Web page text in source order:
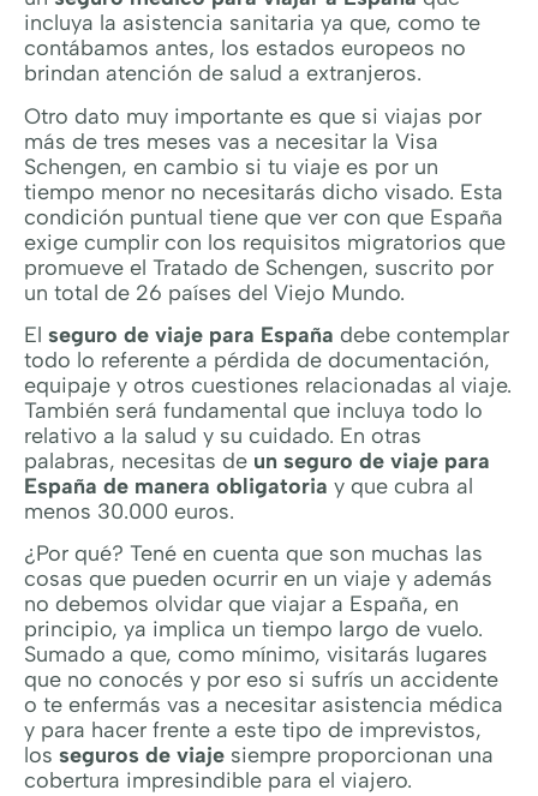
incluya la asistencia sanitaria ya que, como te
contábamos antes, los estados europeos no
brindan atención de salud a extranjeros.
Otro dato muy importante es que si viajas por
más de tres meses vas a necesitar la Visa
Schengen, en cambio si tu viaje es por un
tiempo menor no necesitarás dicho visado. Esta
condición puntual tiene que ver con que España
exige cumplir con los requisitos migratorios que
promueve el Tratado de Schengen, suscrito por
un total de 26 países del Viejo Mundo.
El seguro de viaje para España debe contemplar
todo lo referente a pérdida de documentación,
equipaje y otros cuestiones relacionadas al viaje.
También será fundamental que incluya todo lo
relativo a la salud y su cuidado. En otras
palabras, necesitas de un seguro de viaje para
España de manera obligatoria y que cubra al
menos 30.000 euros.
¿Por qué? Tené en cuenta que son muchas las
cosas que pueden ocurrir en un viaje y además
no debemos olvidar que viajar a España, en
principio, ya implica un tiempo largo de vuelo.
Sumado a que, como mínimo, visitarás lugares
que no conocés y por eso si sufrís un accidente
o te enfermás vas a necesitar asistencia médica
y para hacer frente a este tipo de imprevistos,
los seguros de viaje siempre proporcionan una
cobertura impresindible para el viajero.